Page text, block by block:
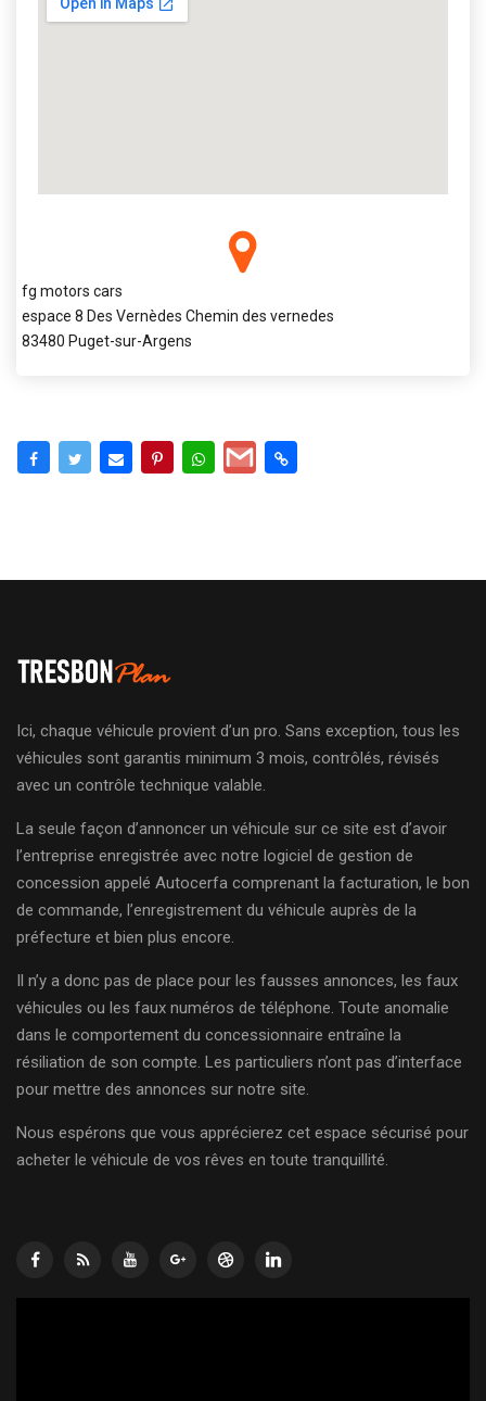
fg motors cars
espace 8 Des Vernèdes Chemin des vernedes
83480 Puget-sur-Argens
Ici, chaque véhicule provient d’un pro. Sans exception, tous les
véhicules sont garantis minimum 3 mois, contrôlés, révisés
avec un contrôle technique valable.
La seule façon d’annoncer un véhicule sur ce site est d’avoir
l’entreprise enregistrée avec notre logiciel de gestion de
concession appelé Autocerfa comprenant la facturation, le bon
de commande, l’enregistrement du véhicule auprès de la
préfecture et bien plus encore.
Il n’y a donc pas de place pour les fausses annonces, les faux
véhicules ou les faux numéros de téléphone. Toute anomalie
dans le comportement du concessionnaire entraîne la
résiliation de son compte. Les particuliers n’ont pas d’interface
pour mettre des annonces sur notre site.
Nous espérons que vous apprécierez cet espace sécurisé pour
acheter le véhicule de vos rêves en toute tranquillité.